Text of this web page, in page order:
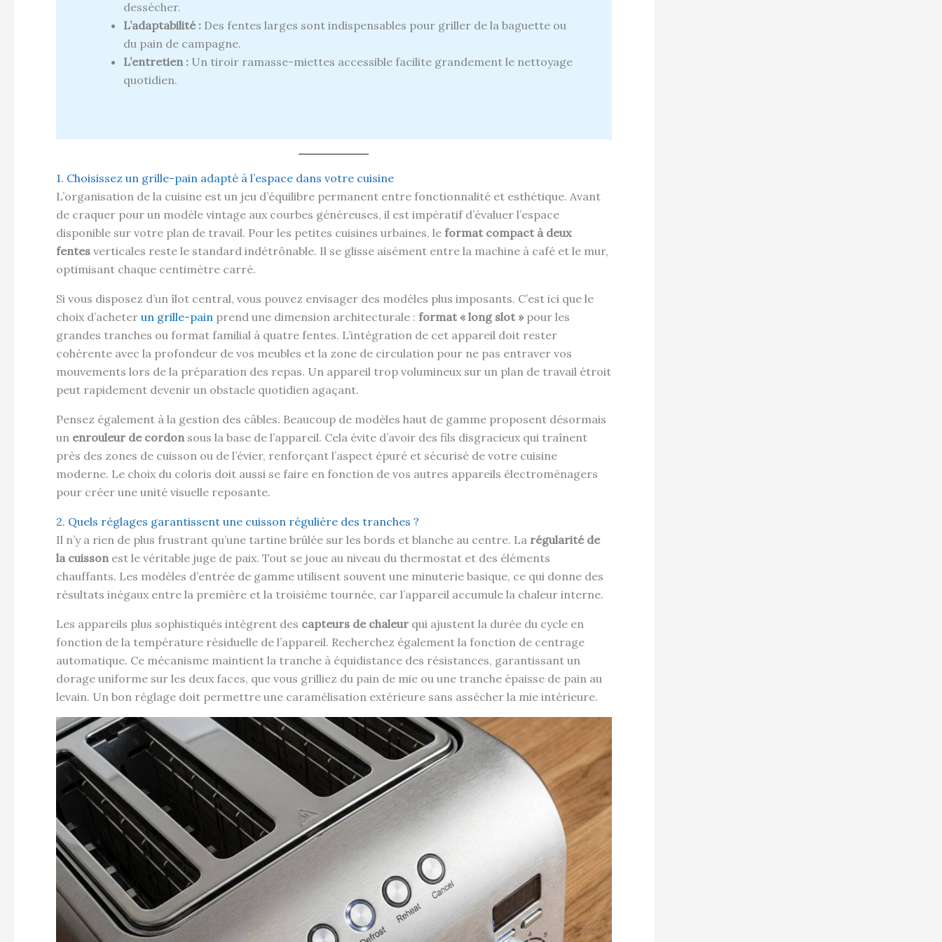
dessécher.
L’adaptabilité : Des fentes larges sont indispensables pour griller de la baguette ou
du pain de campagne.
L’entretien : Un tiroir ramasse-miettes accessible facilite grandement le nettoyage
quotidien.
1. Choisissez un grille-pain adapté à l’espace dans votre cuisine
L’organisation de la cuisine est un jeu d’équilibre permanent entre fonctionnalité et esthétique. Avant
de craquer pour un modèle vintage aux courbes généreuses, il est impératif d’évaluer l’espace
disponible sur votre plan de travail. Pour les petites cuisines urbaines, le format compact à deux
fentes verticales reste le standard indétrônable. Il se glisse aisément entre la machine à café et le mur,
optimisant chaque centimètre carré.
Si vous disposez d’un îlot central, vous pouvez envisager des modèles plus imposants. C’est ici que le
choix d’acheter un grille-pain prend une dimension architecturale : format « long slot »pour les
grandes tranches ou format familial à quatre fentes. L’intégration de cet appareil doit rester
cohérente avec la profondeur de vos meubles et la zone de circulation pour ne pas entraver vos
mouvements lors de la préparation des repas. Un appareil trop volumineux sur un plan de travail étroit
peut rapidement devenir un obstacle quotidien agaçant.
Pensez également à la gestion des câbles. Beaucoup de modèles haut de gamme proposent désormais
un enrouleur de cordon sous la base de l’appareil. Cela évite d’avoir des fils disgracieux qui traînent
près des zones de cuisson ou de l’évier, renforçant l’aspect épuré et sécurisé de votre cuisine
moderne. Le choix du coloris doit aussi se faire en fonction de vos autres appareils électroménagers
pour créer une unité visuelle reposante.
2. Quels réglages garantissent une cuisson régulière des tranches ?
Il n’y a rien de plus frustrant qu’une tartine brûlée sur les bords et blanche au centre. La régularité de
la cuisson est le véritable juge de paix. Tout se joue au niveau du thermostat et des éléments
chauffants. Les modèles d’entrée de gamme utilisent souvent une minuterie basique, ce qui donne des
résultats inégaux entre la première et la troisième tournée, car l’appareil accumule la chaleur interne.
Les appareils plus sophistiqués intègrent des capteurs de chaleur qui ajustent la durée du cycle en
fonction de la température résiduelle de l’appareil. Recherchez également la fonction de centrage
automatique. Ce mécanisme maintient la tranche à équidistance des résistances, garantissant un
dorage uniforme sur les deux faces, que vous grilliez du pain de mie ou une tranche épaisse de pain au
levain. Un bon réglage doit permettre une caramélisation extérieure sans assécher la mie intérieure.